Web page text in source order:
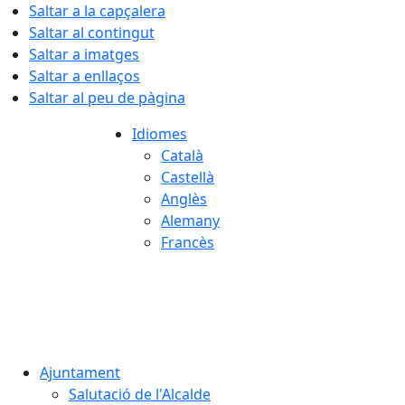
Saltar a la capçalera
Saltar al contingut
Saltar a imatges
Saltar a enllaços
Saltar al peu de pàgina
Idiomes
Català
Castellà
Anglès
Alemany
Francès
Ajuntament
Salutació de l'Alcalde